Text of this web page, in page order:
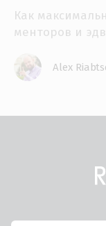
Как
менторов и
Alex